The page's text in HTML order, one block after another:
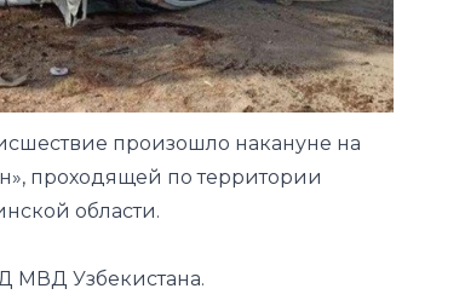
произошло накануне на
проходящей по территории
области.
МВД Узбекистана.